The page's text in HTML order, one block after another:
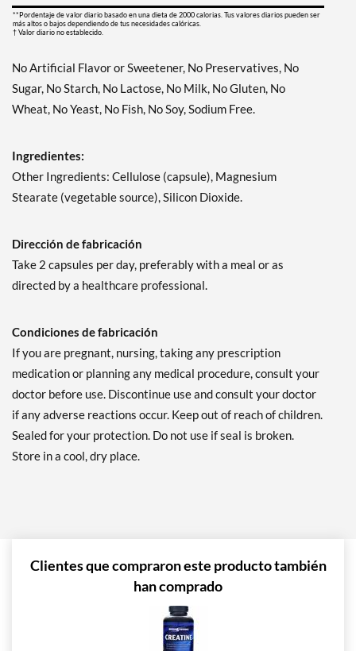
**Pordentaje de valor diario basado en una dieta de 2000 calorias. Tus valores diarios pueden ser
más altos o bajos dependiendo de tus necesidades calóricas.
† Valor diario no establecido.
No Artificial Flavor or Sweetener, No Preservatives, No
Sugar, No Starch, No Lactose, No Milk, No Gluten, No
Wheat, No Yeast, No Fish, No Soy, Sodium Free.
Ingredientes:
Other Ingredients: Cellulose (capsule), Magnesium
Stearate (vegetable source), Silicon Dioxide.
Dirección de fabricación
Take 2 capsules per day, preferably with a meal or as
directed by a healthcare professional.
Condiciones de fabricación
If you are pregnant, nursing, taking any prescription
medication or planning any medical procedure, consult your
doctor before use. Discontinue use and consult your doctor
if any adverse reactions occur. Keep out of reach of children.
Sealed for your protection. Do not use if seal is broken.
Store in a cool, dry place.
Clientes que compraron este producto también
han comprado